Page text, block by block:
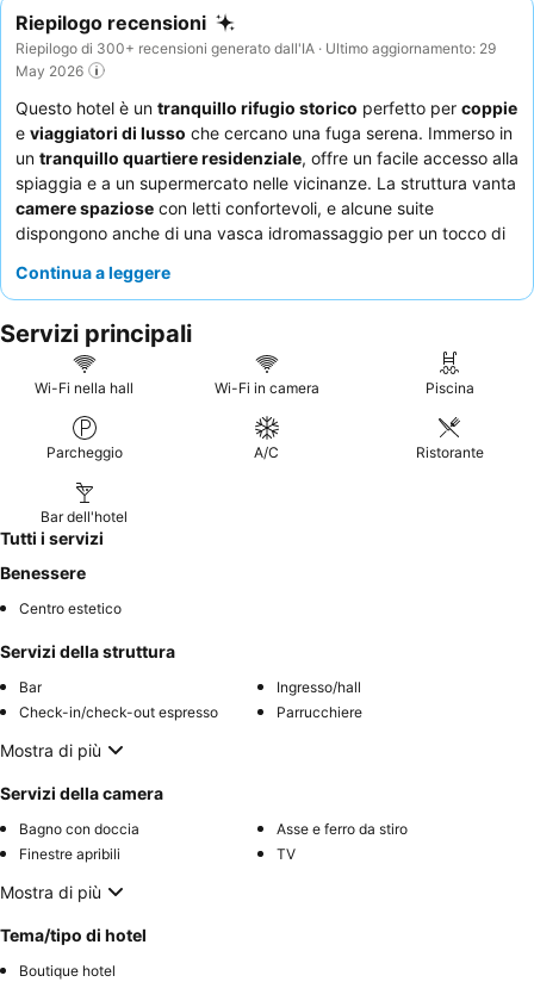
Riepilogo recensioni
Riepilogo di 300+ recensioni generato dall'IA · Ultimo aggiornamento: 29
May 2026
Questo hotel è un tranquillo rifugio storico perfetto per coppie
e viaggiatori di lusso che cercano una fuga serena. Immerso in
un tranquillo quartiere residenziale, offre un facile accesso alla
spiaggia e a un supermercato nelle vicinanze. La struttura vanta
camere spaziose con letti confortevoli, e alcune suite
dispongono anche di una vasca idromassaggio per un tocco di
e le delizioseofferte per la colazione
serena, considerate di prenotare una camera con vista sulle
aree comuni splendidamente decorate.
Continua a leggere
Servizi principali
Wi-Fi nella hall Wi-Fi in camera Piscina
Parcheggio A/C Ristorante
Bar dell'hotel
Tutti i servizi
Benessere
Centro estetico
Servizi della struttura
Bar
Ingresso/hall
Check-in/check-out espresso
Parrucchiere
Mostra di più
Servizi della camera
Bagno con doccia
Asse e ferro da stiro
Finestre apribili
TV
Mostra di più
Tema/tipo di hotel
Boutique hotel